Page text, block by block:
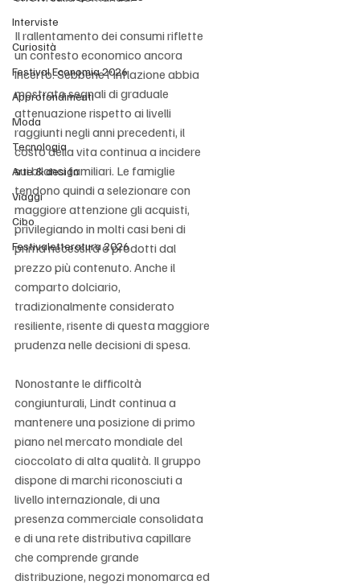
Interviste
Curiosità
Festival Economia 2026
Approfondimenti
Moda
Tecnologia
Arte & design
Viaggi
Cibo
Festivaletteratura 2026
Il rallentamento dei consumi riflette
un contesto economico ancora
incerto. Sebbene l'inflazione abbia
mostrato segnali di graduale
attenuazione rispetto ai livelli
raggiunti negli anni precedenti, il
costo della vita continua a incidere
sui bilanci familiari. Le famiglie
tendono quindi a selezionare con
maggiore attenzione gli acquisti,
privilegiando in molti casi beni di
prima necessità o prodotti dal
prezzo più contenuto. Anche il
comparto dolciario,
tradizionalmente considerato
resiliente, risente di questa maggiore
prudenza nelle decisioni di spesa.
Nonostante le difficoltà
congiunturali, Lindt continua a
mantenere una posizione di primo
piano nel mercato mondiale del
cioccolato di alta qualità. Il gruppo
dispone di marchi riconosciuti a
livello internazionale, di una
presenza commerciale consolidata
e di una rete distributiva capillare
che comprende grande
distribuzione, negozi monomarca ed